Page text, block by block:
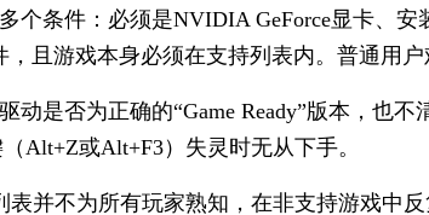
个条件：必须是NVIDIA GeForce显卡、安
，且游戏本身必须在支持列表内。普通用户
动是否为正确的“Game Ready”版本，也不
Alt+Z或Alt+F3）失灵时无从下手。
并不为所有玩家熟知，在非支持游戏中